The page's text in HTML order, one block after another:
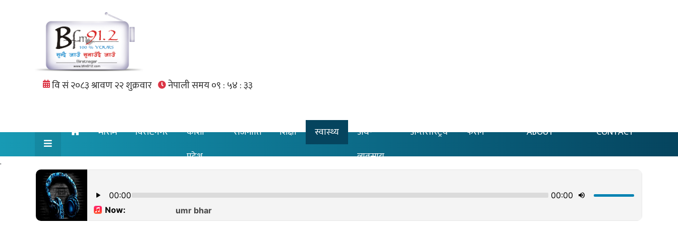
मौसम विराटनगर
कोशी
प्रदेश
राजनीति शिक्षा स्वास्थ्य
अर्थ-
व्यवसाय
अन्तरास्ट्रिय फेसन ABOUT CONTACT
.